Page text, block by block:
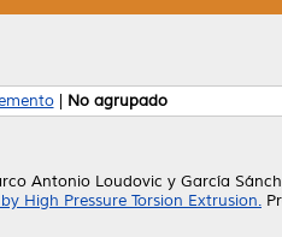
| No agrupado
Antonio Loudovic y García
High Pressure Torsion Extrusion.